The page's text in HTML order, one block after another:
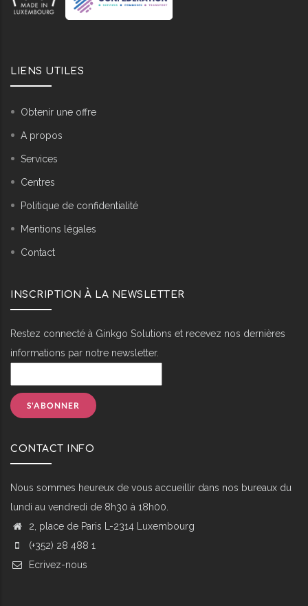
LIENS UTILES
Obtenir une offre
A propos
Services
Centres
Politique de confidentialité
Mentions légales
Contact
INSCRIPTION À LA NEWSLETTER
Restez connecté à Ginkgo Solutions et recevez nos dernières
informations par notre newsletter.
CONTACT INFO
Nous sommes heureux de vous accueillir dans nos bureaux du
lundi au vendredi de 8h30 à 18h00.
2, place de Paris L-2314 Luxembourg
(+352) 28 488 1
Ecrivez-nous